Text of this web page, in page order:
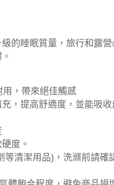
的睡眠質量，旅行和露
，帶來絕佳觸感
，提高舒適度，並能吸
度。
清潔用品)，洗滌前請